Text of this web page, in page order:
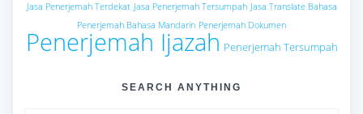
Jasa Penerjemah Terdekat Jasa Penerjemah Tersumpah Jasa Translate Bahasa
Penerjemah Bahasa Mandarin Penerjemah Dokumen
Penerjemah Ijazah Penerjemah Tersumpah
SEARCH ANYTHING